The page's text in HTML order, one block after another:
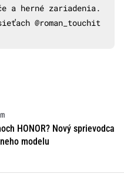
a herné zariadenia.
@roman_touchit
HONOR? Nový sprievodca
modelu